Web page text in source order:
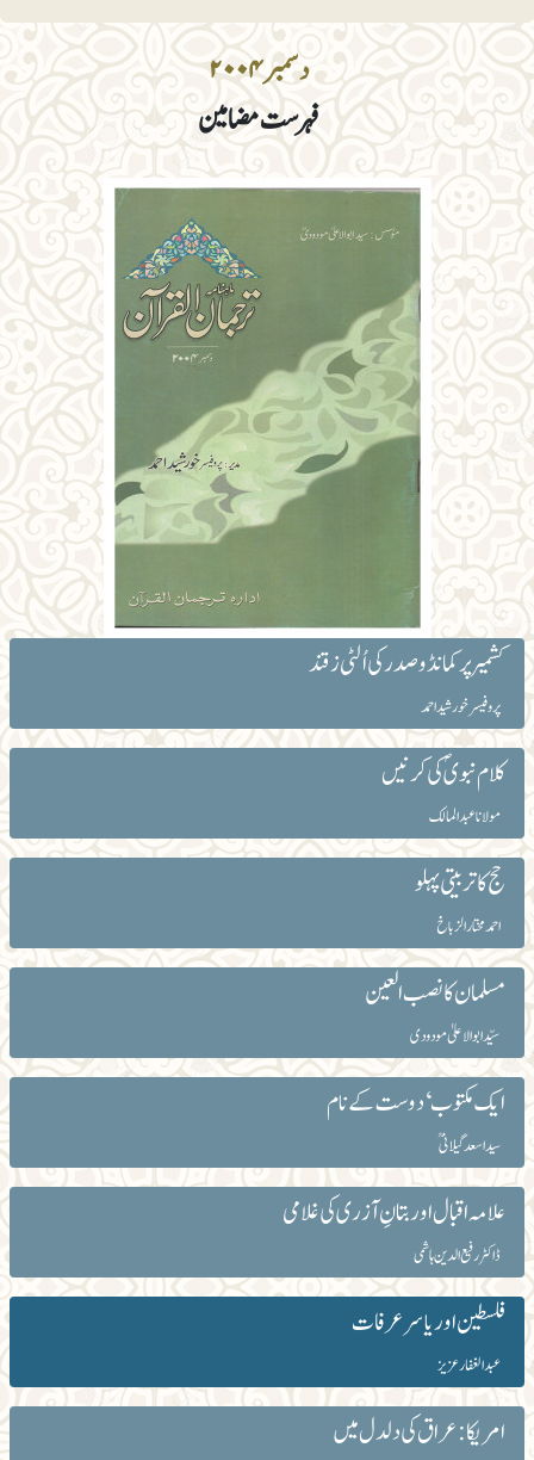
دسمبر ۲۰۰۴
فہرست مضامین
کشمیر پر کمانڈو صدر کی اُلٹی زقند
پروفیسر خورشید احمد
کلام نبویؐ کی کرنیں
مولانا عبد المالک
حج کا تربیتی پہلو
احمد مختار الزباخ
مسلمان کا نصب العین
سیّد ابوالاعلیٰ مودودی
ایک مکتوب‘ دوست کے نام
سید اسعد گیلانی ؒ
علامہ اقبال اور بتانِ آزری کی غلامی
ڈاکٹر رفیع الدین ہاشمی
فلسطین اور یاسر عرفات
عبد الغفار عزیز
امریکا: عراق کی دلدل میں